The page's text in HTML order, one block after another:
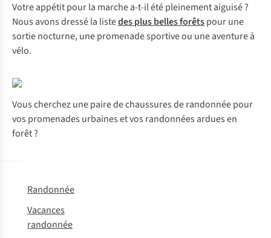
Votre appétit pour la marche a-t-il été pleinement aiguisé ?
Nous avons dressé la listedes plus belles forêtspour une
sortie nocturne, une promenade sportive ou une aventure à
vélo.
Vous cherchez une paire de chaussures de randonnée pour
vos promenades urbaines et vos randonnées ardues en
forêt ?
Randonnée
Vacances
randonnée